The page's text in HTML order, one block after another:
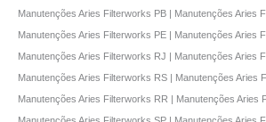
Manutenções Aries Filterworks PB | Manutenções Aries
Manutenções Aries Filterworks PE | Manutenções Aries
Manutenções Aries Filterworks RJ | Manutenções Aries
Manutenções Aries Filterworks RS | Manutenções Aries
Manutenções Aries Filterworks RR | Manutenções Aries